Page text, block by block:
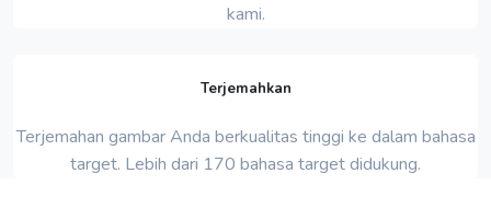
kami.
Terjemahkan
Terjemahan gambar Anda berkualitas tinggi ke dalam bahasa
target. Lebih dari 170 bahasa target didukung.